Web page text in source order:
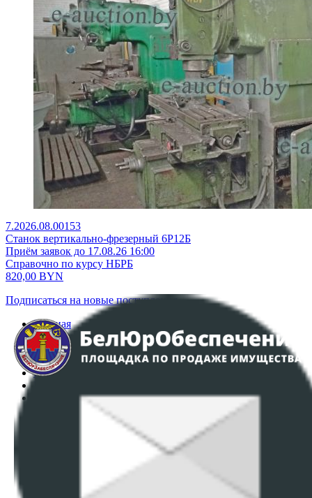
7.2026.08.00153
Станок вертикально-фрезерный 6Р12Б
Приём заявок до 17.08.26 16:00
Справочно по курсу НБРБ
820,00 BYN
Подписаться на новые поступления
Главная
Аукционы
Интернет-магазин
Регламент организации и проведения торгов
Политика в отношении обработки персональных
ПОЛОЖЕНИЕ О ПОЛИТИКЕ ОБРАБОТКИ COOKIE-
Настройки cookie-файлов